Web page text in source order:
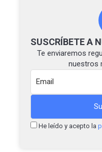
SUSCRÍBETE A
Te enviaremos
nuestros
He leído y acepto la